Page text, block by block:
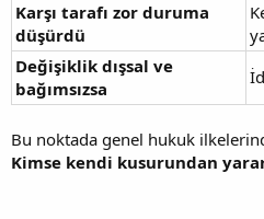
Karşı tarafı zor duruma
düşürdü
Değişiklik dışsal ve
bağımsızsa
Bu noktada genel hukuk
Kimse kendi kusurundan